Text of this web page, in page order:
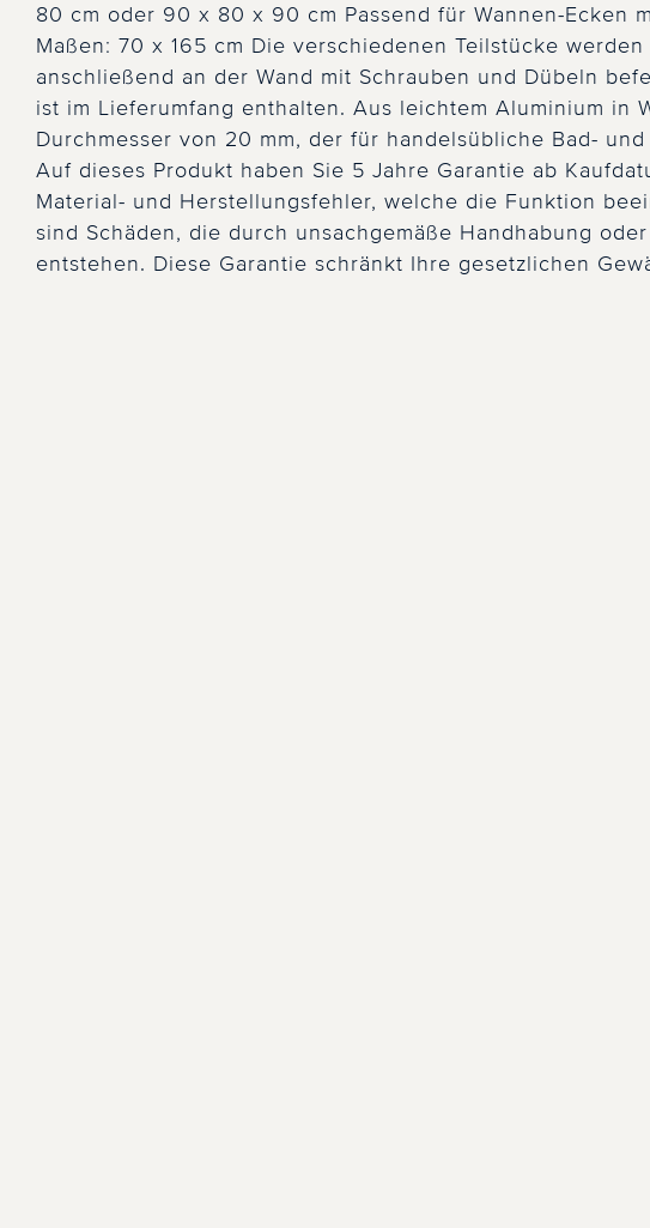
80 cm oder 90 x 80 x 90 cm Passend für Wannen-Ecken
Maßen: 70 x 165 cm Die verschiedenen Teilstücke
anschließend an der Wand mit Schrauben und Dübeln
ist im Lieferumfang enthalten. Aus leichtem Aluminium in
Durchmesser von 20 mm, der für handelsübliche Bad-
Auf dieses Produkt haben Sie 5 Jahre Garantie ab
Material- und Herstellungsfehler, welche die Funktion
sind Schäden, die durch unsachgemäße Handhabung
entstehen. Diese Garantie schränkt Ihre gesetzlichen